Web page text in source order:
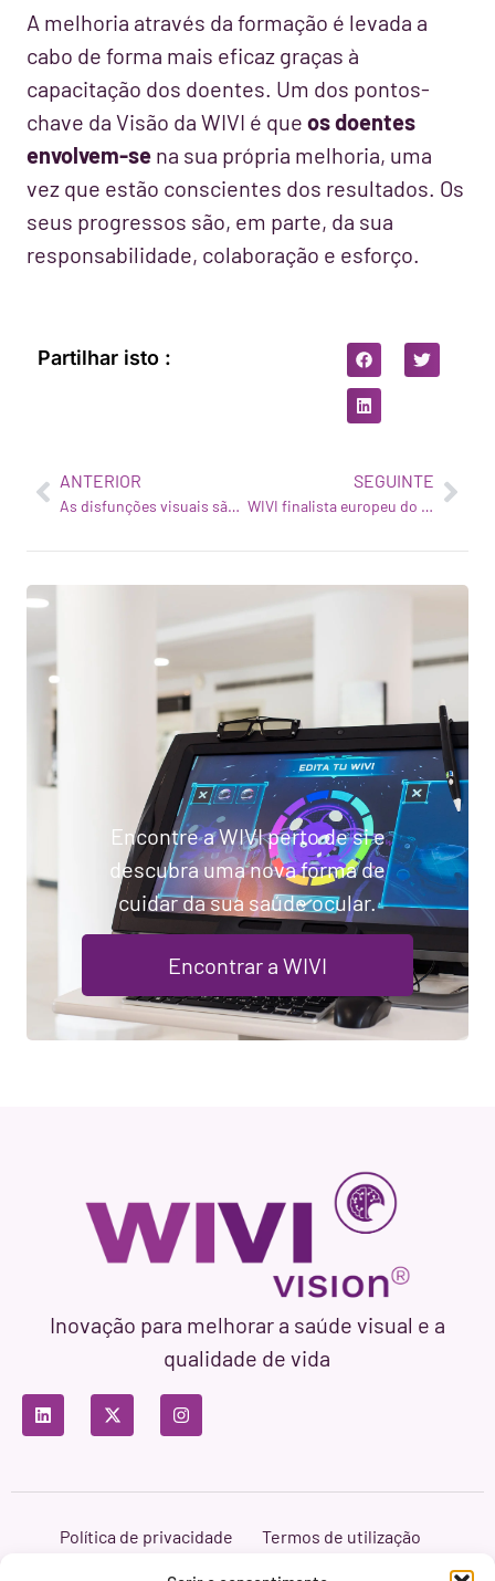
A melhoria através da formação é levada a
cabo de forma mais eficaz graças à
capacitação dos doentes. Um dos pontos-
chave da Visão da WIVI é que os doentes
envolvem-se na sua própria melhoria, uma
vez que estão conscientes dos resultados. Os
seus progressos são, em parte, da sua
responsabilidade, colaboração e esforço.
Partilhar isto :
ANTERIOR
As disfunções visuais são subdiagnosticadas?
SEGUINTE
WIVI finalista europeu do Watson Build Challenge da IBM
Encontre a WIVI perto de si e
descubra uma nova forma de
cuidar da sua saúde ocular.
Encontrar a WIVI
Inovação para melhorar a saúde visual e a
qualidade de vida
Política de privacidade
Termos de utilização